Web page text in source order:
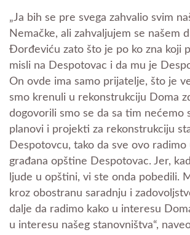
„Ja bih se pre svega zahvalio svim
Nemačke, ali zahvaljujem se našem
Đorđeviću zato što je po ko zna koji
misli na Despotovac i da mu je
On ovde ima samo prijatelje, što je
smo krenuli u rekonstrukciju Doma
dogovorili smo se da sa tim nećemo
planovi i projekti za rekonstrukciju
Despotovcu, tako da sve ovo
građana opštine Despotovac. Jer,
ljude u opštini, vi ste onda pobedili.
kroz obostranu saradnju i
dalje da radimo kako u interesu
u interesu našeg stanovništva“,